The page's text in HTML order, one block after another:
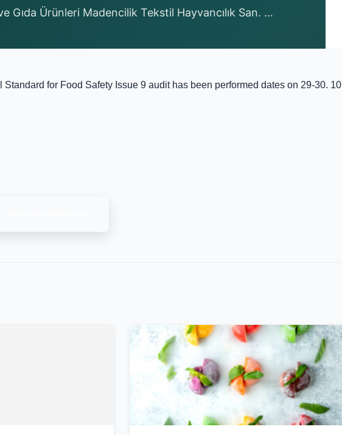
Gıda Ürünleri Madencilik Tekstil Hayvancılık San. …
Standard for Food Safety Issue 9 audit has been performed dates on 29-30.